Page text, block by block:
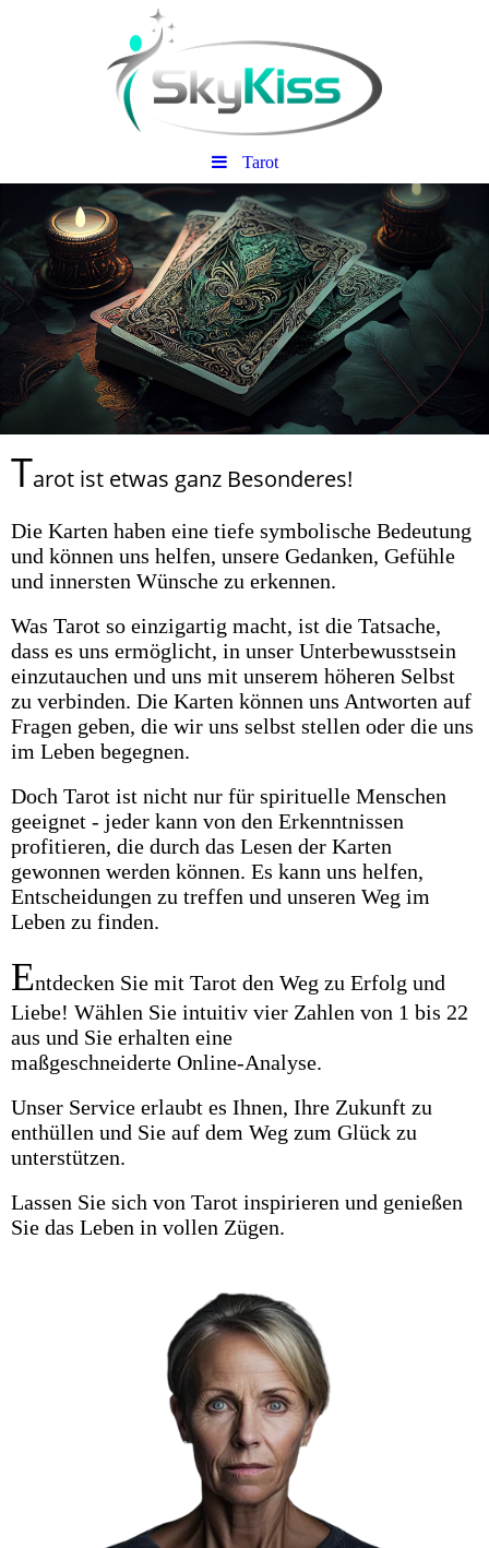
Tarot
Tarot ist etwas ganz Besonderes!
Die Karten haben eine tiefe symbolische Bedeutung
und können uns helfen, unsere Gedanken, Gefühle
und innersten Wünsche zu erkennen.
Was Tarot so einzigartig macht, ist die Tatsache,
dass es uns ermöglicht, in unser Unterbewusstsein
einzutauchen und uns mit unserem höheren Selbst
zu verbinden. Die Karten können uns Antworten auf
Fragen geben, die wir uns selbst stellen oder die uns
im Leben begegnen.
Doch Tarot ist nicht nur für spirituelle Menschen
geeignet - jeder kann von den Erkenntnissen
profitieren, die durch das Lesen der Karten
gewonnen werden können. Es kann uns helfen,
Entscheidungen zu treffen und unseren Weg im
Leben zu finden.
Entdecken Sie mit Tarot den Weg zu Erfolg und
Liebe! Wählen Sie intuitiv vier Zahlen von 1 bis 22
aus und Sie erhalten eine
maßgeschneiderte Online-Analyse.
Unser Service erlaubt es Ihnen, Ihre Zukunft zu
enthüllen und Sie auf dem Weg zum Glück zu
unterstützen.
Lassen Sie sich von Tarot inspirieren und genießen
Sie das Leben in vollen Zügen.